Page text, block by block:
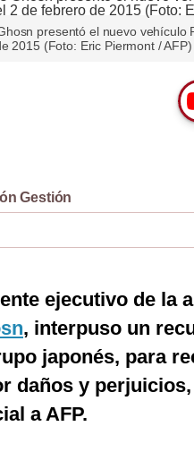
presentó el nuevo vehículo
2015 (Foto: Eric Piermont / AFP)
Gestión
ejecutivo de la
, interpuso un
japonés, para
daños y
a AFP.